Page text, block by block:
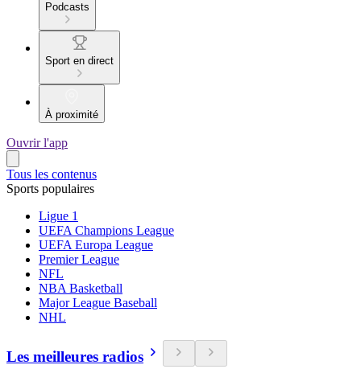
Podcasts
Sport en direct
À proximité
Ouvrir l'app
Tous les contenus
Sports populaires
Ligue 1
UEFA Champions League
UEFA Europa League
Premier League
NFL
NBA Basketball
Major League Baseball
NHL
Les meilleures radios